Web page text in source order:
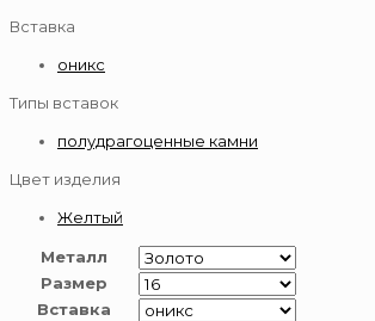
Вставка
оникс
Типы вставок
полудрагоценные камни
Цвет изделия
Желтый
Металл
Размер
Вставка